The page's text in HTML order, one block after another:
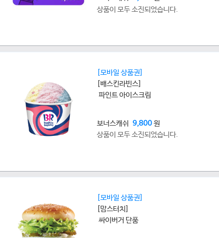
상품이 모두 소진되었습니다.
[모바일 상품권]
[배스킨라빈스]
파인트 아이스크림
보너스캐쉬 9,800원
상품이 모두 소진되었습니다.
[모바일 상품권]
[맘스터치]
싸이버거 단품